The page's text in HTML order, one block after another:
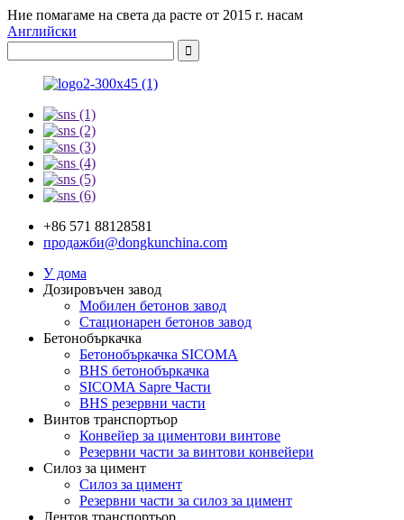
Ние помагаме на света да расте от 2015 г. насам
Английски
+86 571 88128581
продажби@dongkunchina.com
У дома
Дозировъчен завод
Мобилен бетонов завод
Стационарен бетонов завод
Бетонобъркачка
Бетонобъркачка SICOMA
BHS бетонобъркачка
SICOMA Sapre Части
BHS резервни части
Винтов транспортьор
Конвейер за циментови винтове
Резервни части за винтови конвейери
Силоз за цимент
Силоз за цимент
Резервни части за силоз за цимент
Лентов транспортьор